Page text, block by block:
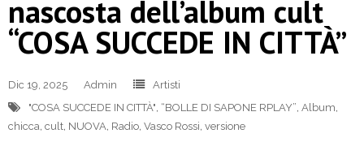
nascosta dell’album cult
“COSA SUCCEDE IN CITTÀ”
Dic 19, 2025 Admin
Artisti
"COSA SUCCEDE IN CITTÀ" “BOLLE DI SAPONE RPLAY” Album
chicca cult NUOVA Radio Vasco Rossi versione